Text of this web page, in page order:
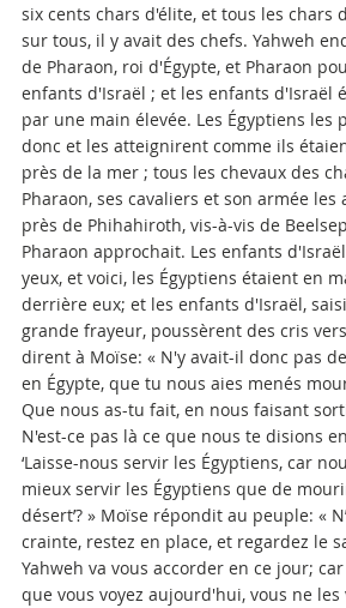
six cents chars d'élite, et tous les chars
sur tous, il y avait des chefs. Yahweh
de Pharaon, roi d'Égypte, et Pharaon
enfants d'Israël ; et les enfants d'Israël
par une main élevée. Les Égyptiens les
donc et les atteignirent comme ils
près de la mer ; tous les chevaux des
Pharaon, ses cavaliers et son armée
près de Phihahiroth, vis-à-vis de
Pharaon approchait. Les enfants
yeux, et voici, les Égyptiens étaient en
derrière eux; et les enfants d'Israël,
grande frayeur, poussèrent des cris
dirent à Moïse: « N'y avait-il donc pas
en Égypte, que tu nous aies menés
Que nous as-tu fait, en nous faisant
N'est-ce pas là ce que nous te disions
‘Laisse-nous servir les Égyptiens, car
mieux servir les Égyptiens que de
désert’? » Moïse répondit au peuple: «
crainte, restez en place, et regardez le
Yahweh va vous accorder en ce jour;
que vous voyez aujourd'hui, vous ne les